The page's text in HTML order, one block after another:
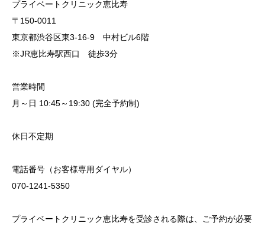
プライベートクリニック恵比寿
〒150-0011
東京都渋谷区東3-16-9 中村ビル6階
※JR恵比寿駅西口 徒歩3分
営業時間
月～日 10:45～19:30 (完全予約制)
休日不定期
電話番号（お客様専用ダイヤル）
070-1241-5350
プライベートクリニック恵比寿を受診される際は、ご予約が必要